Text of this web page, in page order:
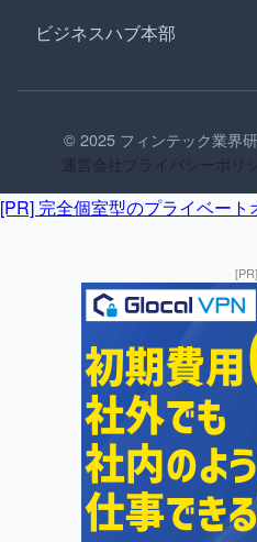
ビジネスハブ本部
© 2025 フィンテック業界
運営会社 プライバシーポリ
[PR] 完全個室型のプライベート
[PR]